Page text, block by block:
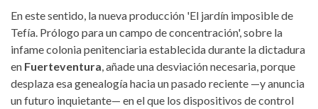
En este sentido, la nueva producción 'El jardín imposible de
Tefía. Prólogo para un campo de concentración', sobre la
infame colonia penitenciaria establecida durante la dictadura
en Fuerteventura, añade una desviación necesaria, porque
desplaza esa genealogía hacia un pasado reciente —y anuncia
un futuro inquietante— en el que los dispositivos de control